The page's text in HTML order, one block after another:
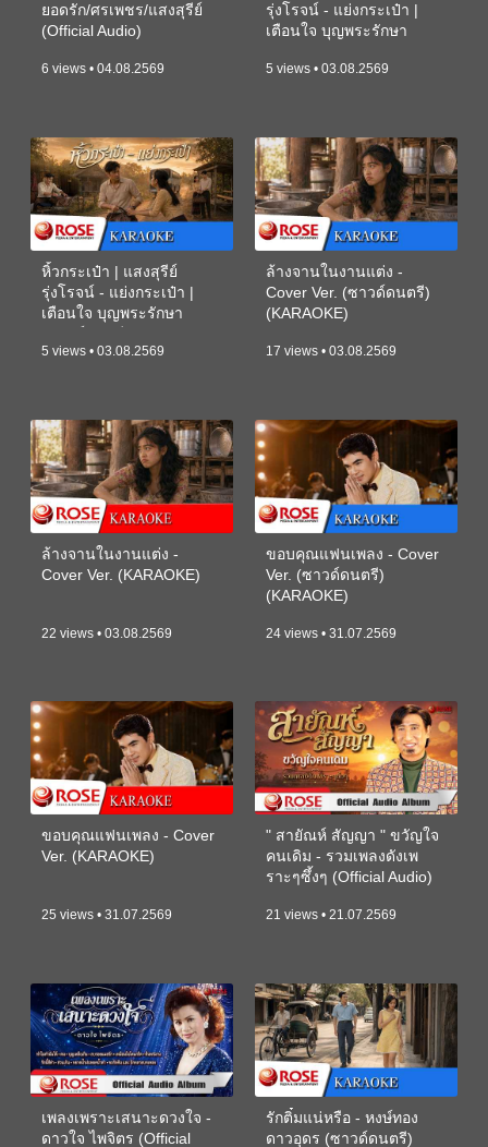
ยอดรัก/ศรเพชร/แสงสุรีย์
(Official Audio)
6 views • 04.08.2569
รุ่งโรจน์ - แย่งกระเป๋า |
เตือนใจ บุญพระรักษา
5 views • 03.08.2569
หิ้วกระเป๋า | แสงสุรีย์
รุ่งโรจน์ - แย่งกระเป๋า |
เตือนใจ บุญพระรักษา
5 views • 03.08.2569
ล้างจานในงานแต่ง -
Cover Ver. (ซาวด์ดนตรี)
(KARAOKE)
17 views • 03.08.2569
ล้างจานในงานแต่ง -
Cover Ver. (KARAOKE)
22 views • 03.08.2569
ขอบคุณแฟนเพลง - Cover
Ver. (ซาวด์ดนตรี)
(KARAOKE)
24 views • 31.07.2569
ขอบคุณแฟนเพลง - Cover
Ver. (KARAOKE)
25 views • 31.07.2569
" สายัณห์ สัญญา " ขวัญใจ
คนเดิม - รวมเพลงดังเพ
ราะๆซึ้งๆ (Official Audio)
21 views • 21.07.2569
เพลงเพราะเสนาะดวงใจ -
ดาวใจ ไพจิตร (Official
รักติ๋มแน่หรือ - หงษ์ทอง
ดาวอุดร (ซาวด์ดนตรี)